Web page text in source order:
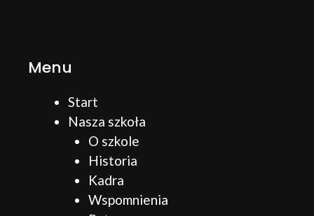
Menu
Start
Nasza szkoła
O szkole
Historia
Kadra
Wspomnienia